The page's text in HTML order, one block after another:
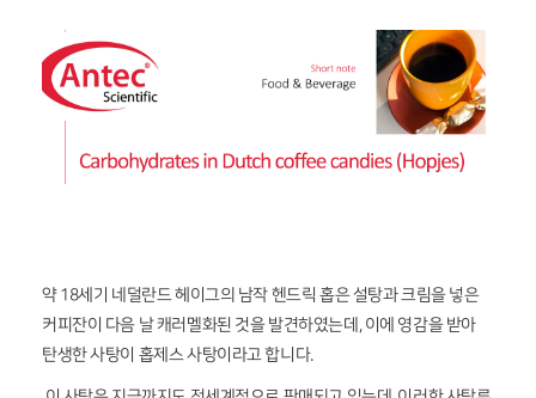
약 18세기 네덜란드 헤이그의 남작 헨드릭 홉은 설탕과 크림을 넣은
커피잔이 다음 날 캐러멜화된 것을 발견하였는데, 이에 영감을 받아
탄생한 사탕이 홉제스 사탕이라고 합니다.